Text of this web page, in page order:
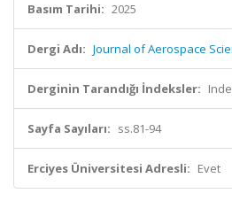
Basım Tarihi: 2025
Dergi Adı: Journal of Aerospace
Derginin Tarandığı İndeksler:
Sayfa Sayıları: ss.81-94
Erciyes Üniversitesi Adresli: Evet